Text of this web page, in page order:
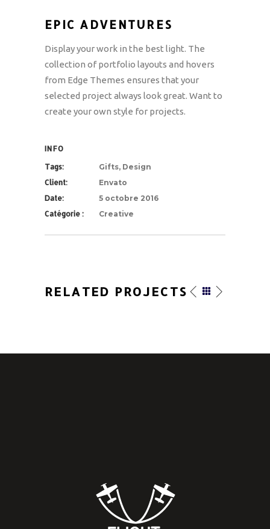
EPIC ADVENTURES
Display your work in the best light. The
collection of portfolio layouts and hovers
from Edge Themes ensures that your
selected project always look great. Want to
create your own style for projects.
INFO
Tags:
Gifts, Design
Client:
Envato
Date:
5 octobre 2016
Catégorie :
Creative
RELATED PROJECTS